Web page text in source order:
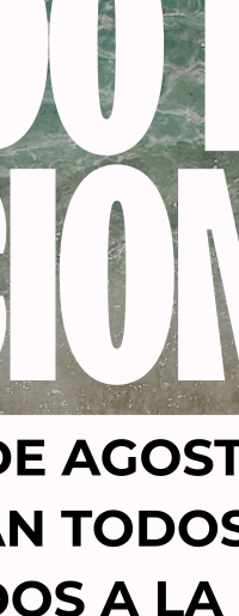
31350 ASUER
Añadir al carrito